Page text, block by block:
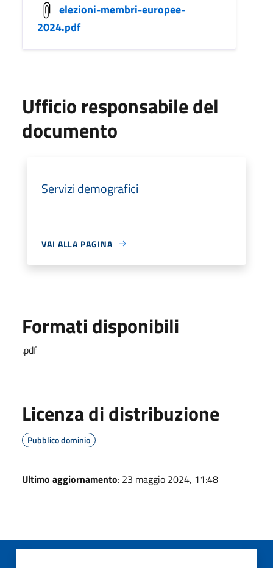
elezioni-membri-europee-
2024.pdf
Ufficio responsabile del
documento
Servizi demografici
VAI ALLA PAGINA
Formati disponibili
.pdf
Licenza di distribuzione
Pubblico dominio
Ultimo aggiornamento: 23 maggio 2024, 11:48